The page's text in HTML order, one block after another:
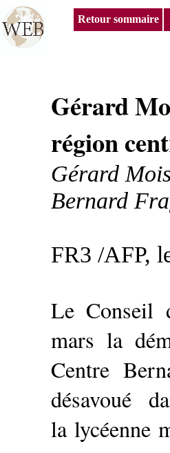
Retour sommaire
Gérard
région
Gérard
Bernard
FR3 /AFP,
Le Conseil
mars la
Centre
désavoué
la lycéenne